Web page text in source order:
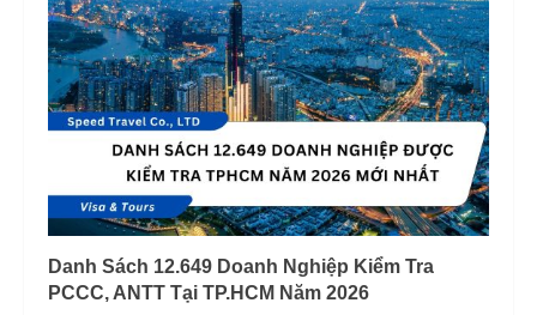
Danh Sách 12.649 Doanh Nghiệp Kiểm Tra
PCCC, ANTT Tại TP.HCM Năm 2026